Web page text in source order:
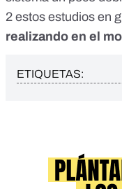
2 estos estudios en
realizando en el
ETIQUETAS: